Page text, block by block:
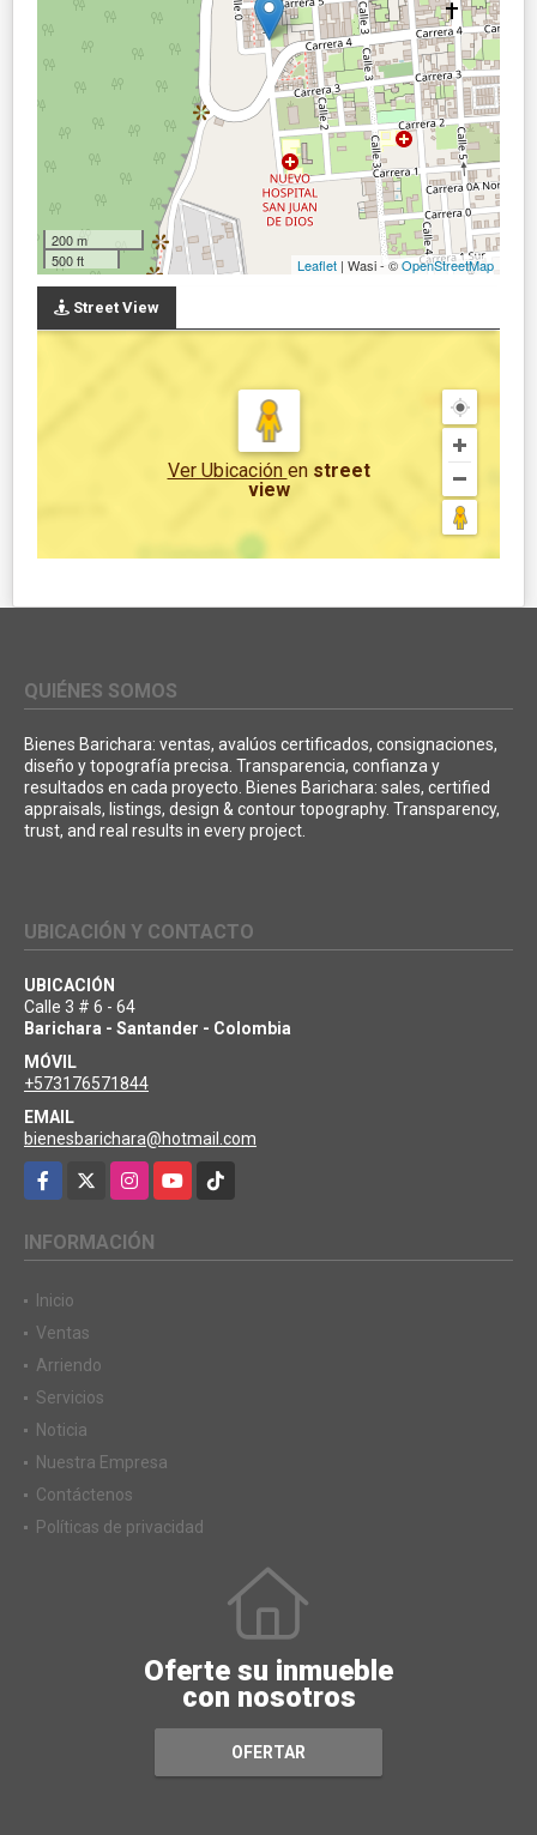
200 m
500 ft
Leaflet | Wasi - ©OpenStreetMap
Street View
Ver Ubicación en street
view
QUIÉNES SOMOS
Bienes Barichara: ventas, avalúos certificados, consignaciones,
diseño y topografía precisa. Transparencia, confianza y
resultados en cada proyecto. Bienes Barichara: sales, certified
appraisals, listings, design & contour topography. Transparency,
trust, and real results in every project.
UBICACIÓN Y CONTACTO
UBICACIÓN
Calle 3 # 6 - 64
Barichara - Santander - Colombia
MÓVIL
+573176571844
EMAIL
bienesbarichara@hotmail.com
Facebook
InstagramYouTubeTikTok
INFORMACIÓN
Inicio
Ventas
Arriendo
Servicios
Noticia
Nuestra Empresa
Contáctenos
Políticas de privacidad
Oferte su inmueble
con nosotros
OFERTAR